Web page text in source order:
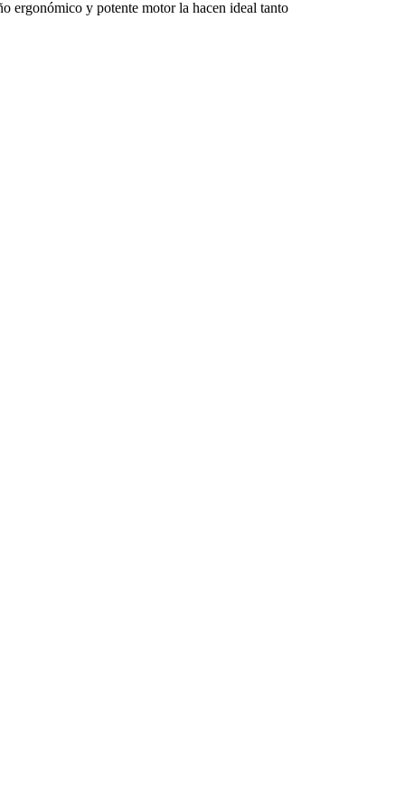
ergonómico y potente motor la hacen ideal tanto